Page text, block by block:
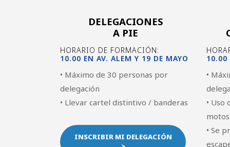
DELEGACIONES
A PIE
HORARIO DE FORMACIÓN:
10.00 EN AV. ALEM Y 19 DE MAYO
• Máximo de 30 personas por
delegación
• Llevar cartel distintivo / banderas
INSCRIBIR MI DELEGACIÓN
10.00
•
• Uso
motos
• Se